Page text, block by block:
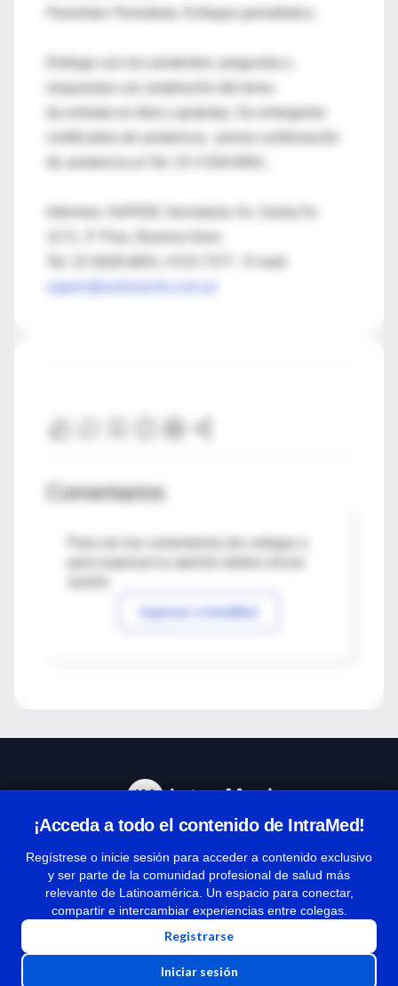
: Periodista. Enfoque periodístico.
Diálogo con los asistentes: preguntas y
(la entrada es libre y gratuita). Se entregarán
sapem@uolsinectis.com.ar
Comentarios
Para ver los comentarios de colegas o
Ingresar a IntraMed
¡Acceda a todo el contenido de IntraMed!
Regístrese o inicie sesión para acceder a contenido exclusivo
y ser parte de la comunidad profesional de salud más
relevante de Latinoamérica. Un espacio para conectar,
compartir e intercambiar experiencias entre colegas.
Registrarse
Iniciar sesión
Términos y condiciones
| Políticas de privacidad
| Todos los derechos reservados | Copyright 1997-2026